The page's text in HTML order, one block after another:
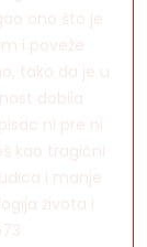
ono što je
i poveže
tako da je u
dobila
ni pre ni
kao tragični
i manje
života i